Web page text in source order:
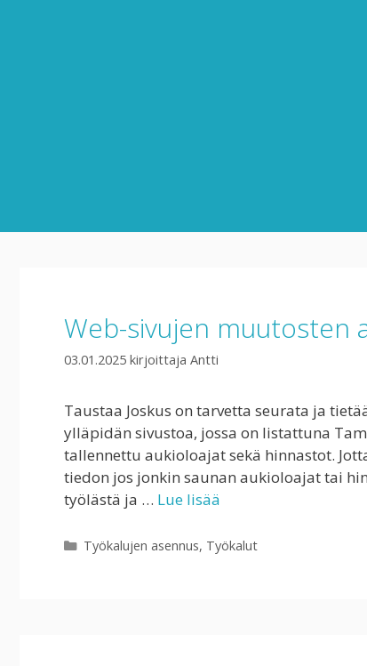
Web-sivujen muutosten
03.01.2025 kirjoittaja Antti
Taustaa Joskus on tarvetta seurata ja
ylläpidän sivustoa, jossa on listattuna
tallennettu aukioloajat sekä hinnastot.
tiedon jos jonkin saunan aukioloajat tai
työlästä ja … Lue lisää
Kategoriat
Työkalujen asennus, Työkalut